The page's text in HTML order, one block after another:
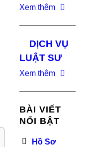
Xem thêm
DỊCH VỤ
LUẬT SƯ
Xem thêm
BÀI VIẾT
NỔI BẬT
Hồ Sơ